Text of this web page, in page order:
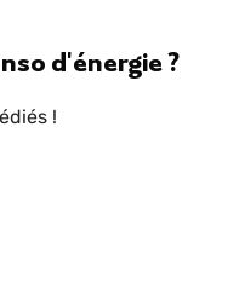
d'énergie ?
!